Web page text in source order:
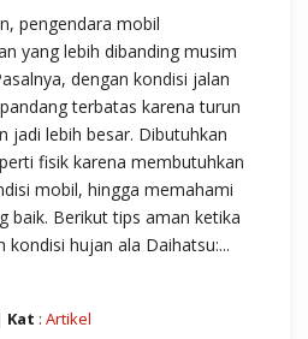
pengendara mobil
yang lebih dibanding musim
dengan kondisi jalan
terbatas karena turun
jadi lebih besar. Dibutuhkan
fisik karena membutuhkan
mobil, hingga memahami
baik. Berikut tips aman ketika
kondisi hujan ala Daihatsu:...
Kat : Artikel